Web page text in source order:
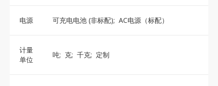
电源 可充电电池 (非标配); AC电源（标配）
计量
单位
吨; 克; 千克; 定制